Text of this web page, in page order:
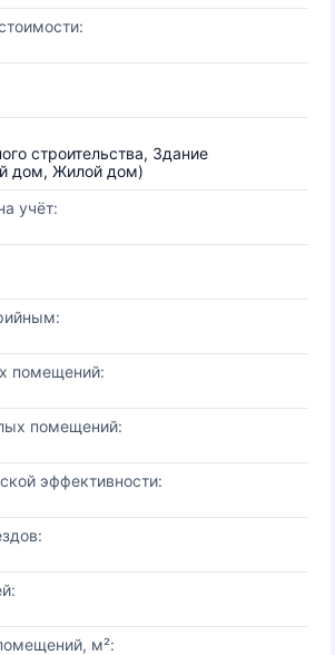
строительства, Здание
дом, Жилой дом)
учёт:
помещений:
помещений:
эффективности:
м²: